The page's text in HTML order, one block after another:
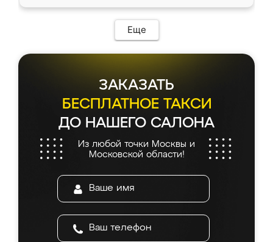
мебель сразу встала на свое место без
каких-либо доработок. Качеством осталась
довольна, все выглядит так, как и ожидала.
Еще
ЗАКАЗАТЬ
БЕСПЛАТНОЕ ТАКСИ
ДО НАШЕГО САЛОНА
Из любой точки Москвы и
Московской области!